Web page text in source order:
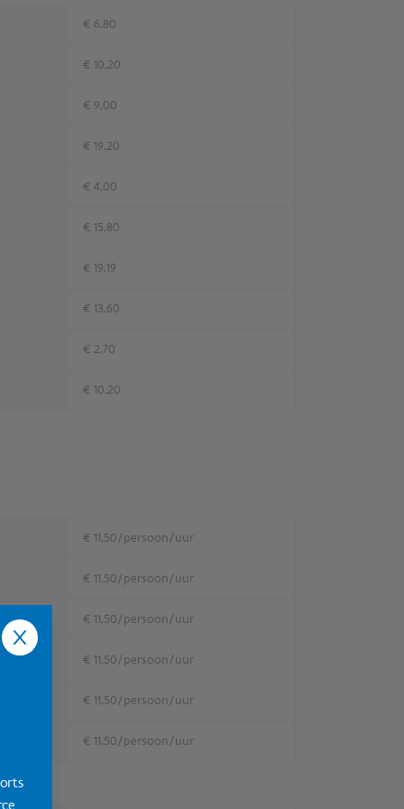
€ 6,80
€ 10,20
€ 9,00
€ 19,20
€ 4,00
€ 15,80
€ 19,19
€ 13,60
€ 2,70
€ 10,20
€ 11,50/persoon/uur
€ 11,50/persoon/uur
€ 11,50/persoon/uur
€ 11,50/persoon/uur
€ 11,50/persoon/uur
€ 11,50/persoon/uur